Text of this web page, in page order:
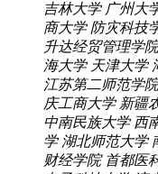
吉林大学 广州大
商大学 防灾科技
升达经贸管理学院
海大学 天津大学
江苏第二师范学院
庆工商大学 新疆
中南民族大学 西
学 湖北师范大学
财经学院 首都医